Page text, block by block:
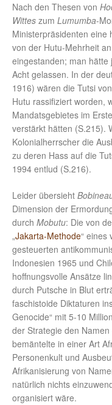
Nach den Thesen von
Wittes zum Lumumba-
Ministerpräsidenten eine
von der Hutu-Mehrheit
eingestanden; man
Acht gelassen. In der
1916) wären die Tutsi
Hutu rassifiziert worden,
Mandatsgebietes im
verstärkt hätten (S.215).
Kolonialherrscher die
zu deren Hass auf die
1994 entlud (S.216).
Leider übersieht
Dimension der
durch Mobutu: Die von
„Jakarta-Methode“ eines
gesteuerten
Indonesien 1965 und
hoffnungsvolle Ansätze
durch Putsche in Blut
faschistoide Diktaturen
Genocide“ mit 5-10
der Strategie den Namen
bemäntelte in einer Art
Personenkult und
Afrikanisierung von
natürlich nichts
organisiert wäre.